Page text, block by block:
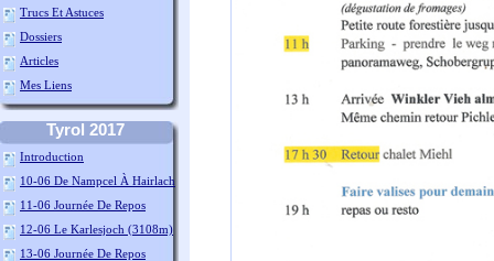
Trucs Et Astuces
Dossiers
Articles
Mes Liens
Tyrol 2017
Introduction
10-06 De Nampcel À Hairlach
11-06 Journée De Repos
12-06 Le Karlesjoch (3108m)
13-06 Journée De Repos